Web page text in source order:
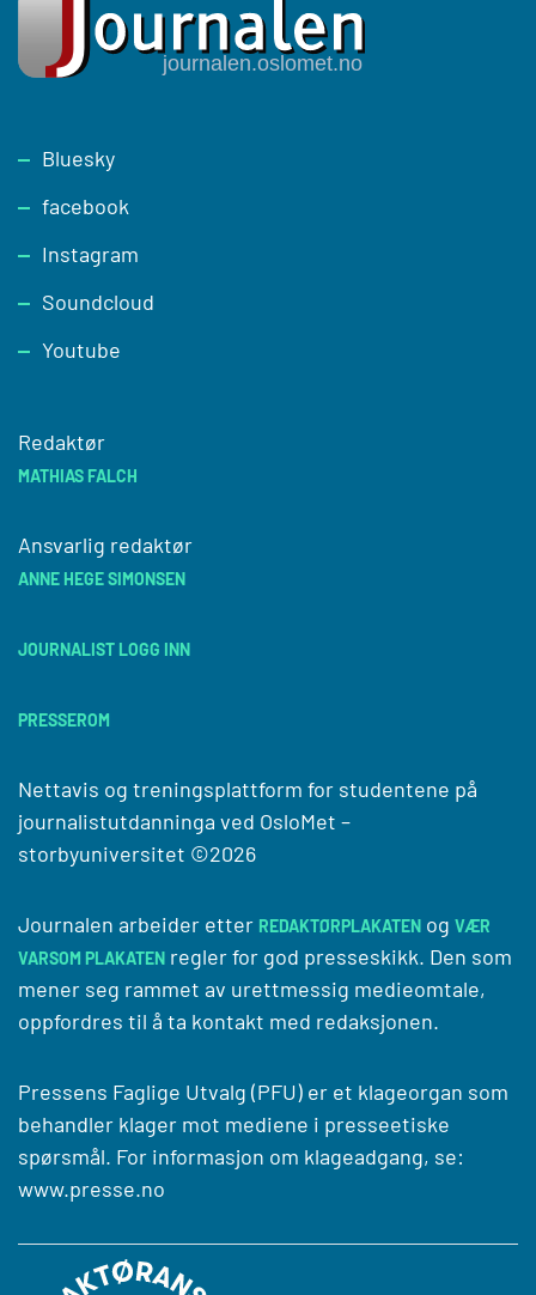
Footer
Bluesky
facebook
Instagram
Soundcloud
Youtube
Redaktør
MATHIAS FALCH
Ansvarlig redaktør
ANNE HEGE SIMONSEN
JOURNALIST LOGG INN
PRESSEROM
Nettavis og treningsplattform for studentene på
journalistutdanninga ved OsloMet –
storbyuniversitet ©2026
Journalen arbeider etter REDAKTØRPLAKATEN og VÆR
VARSOM PLAKATEN regler for god presseskikk. Den som
mener seg rammet av urettmessig medieomtale,
oppfordres til å ta kontakt med redaksjonen.
Pressens Faglige Utvalg (PFU) er et klageorgan som
behandler klager mot mediene i presseetiske
spørsmål. For informasjon om klageadgang, se:
www.presse.no